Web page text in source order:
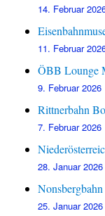
14. Februar
11. Februar
ÖBB Lounge
9. Februar 2026
Rittnerbahn
7. Februar 2026
28. Januar 2026
25. Januar 2026